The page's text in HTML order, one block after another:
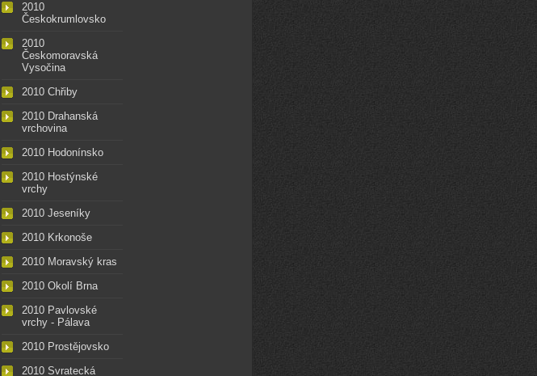
2010
Českokrumlovsko
2010
Českomoravská
Vysočina
2010 Chřiby
2010 Drahanská
vrchovina
2010 Hodonínsko
2010 Hostýnské
vrchy
2010 Jeseníky
2010 Krkonoše
2010 Moravský kras
2010 Okolí Brna
2010 Pavlovské
vrchy - Pálava
2010 Prostějovsko
2010 Svratecká